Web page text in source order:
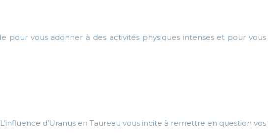
pour vous adonner à des activités physiques intenses et pour vous
d’Uranus en Taureau vous incite à remettre en question vos